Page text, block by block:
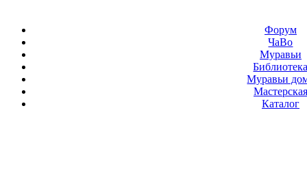
Форум
ЧаВо
Муравьи
Муравьи
Мастерская
Каталог